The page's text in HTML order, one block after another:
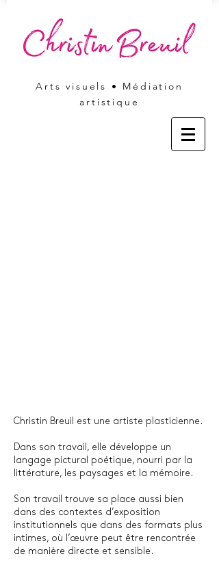
Arts visuels • Médiation
artistique
Christin Breuil est une artiste plasticienne.
Dans son travail, elle développe un
langage pictural poétique, nourri par la
littérature, les paysages et la mémoire.
Son travail trouve sa place aussi bien
dans des contextes d’exposition
institutionnels que dans des formats plus
intimes, où l’œuvre peut être rencontrée
de manière directe et sensible.